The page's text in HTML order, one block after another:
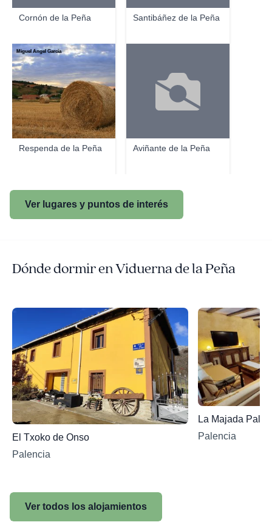
Cornón de la Peña Santibáñez de la Peña
Respenda de la Peña
Miguel Ángel García
Aviñante de la Peña
Ver lugares y puntos de interés
Dónde dormir en Viduerna de la Peña
El Txoko de Onso
Palencia
La Majada
Palencia
Ver todos los alojamientos